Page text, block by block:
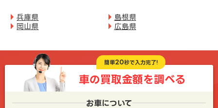
兵庫県
島根県
岡山県
広島県
簡単20秒で入力完了!
車の買取金額を調べる
お車について